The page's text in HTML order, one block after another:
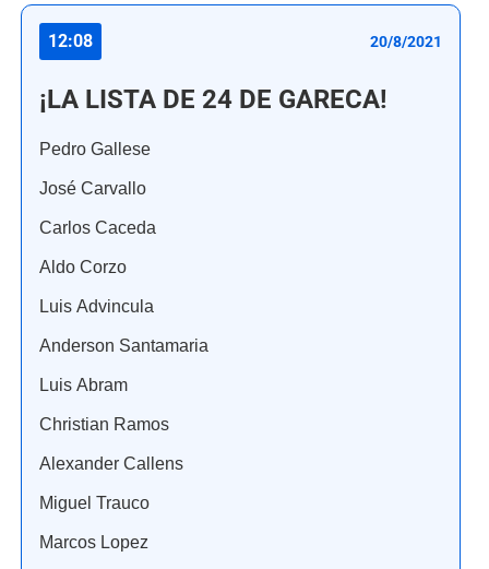
12:08 20/8/2021
¡LA LISTA DE 24 DE GARECA!
Pedro Gallese
José Carvallo
Carlos Caceda
Aldo Corzo
Luis Advincula
Anderson Santamaria
Luis Abram
Christian Ramos
Alexander Callens
Miguel Trauco
Marcos Lopez